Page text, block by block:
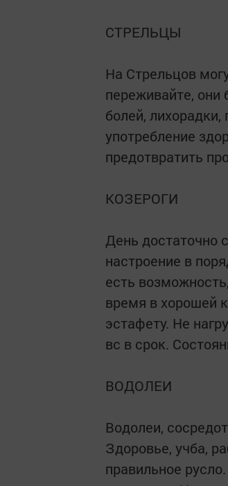
СТРЕЛЬЦЫ
На Стрельцов
переживайте, они
болей,
употребление
предотвратить
КОЗЕРОГИ
День достаточно
настроение в
есть
время в хорошей
эстафету. Не
вс в срок.
ВОДОЛЕИ
Водолеи,
Здоровье, учба,
правильное